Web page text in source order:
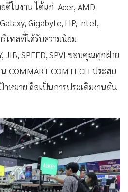
ในงาน ได้แก่ Acer, AMD,
Gigabyte, HP, Intel,
เทลที่ได้รับความนิยม
JIB, SPEED, SPVI ขอบคุณทุกฝ่าย
COMTECH ประสบ
าหมาย ถือเป็นการประเดิมงานต้น